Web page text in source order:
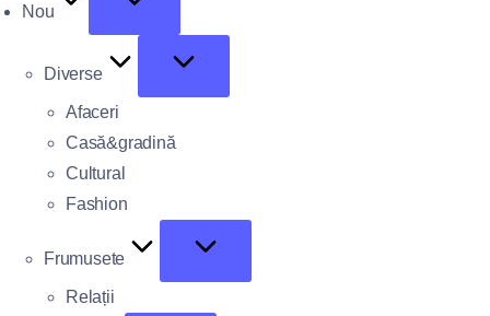
Nou
Diverse
Afaceri
Casă&gradină
Cultural
Fashion
Frumusete
Relații